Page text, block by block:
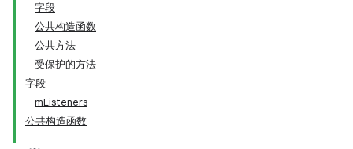
字段
公共构造函数
公共方法
受保护的方法
字段
mListeners
公共构造函数